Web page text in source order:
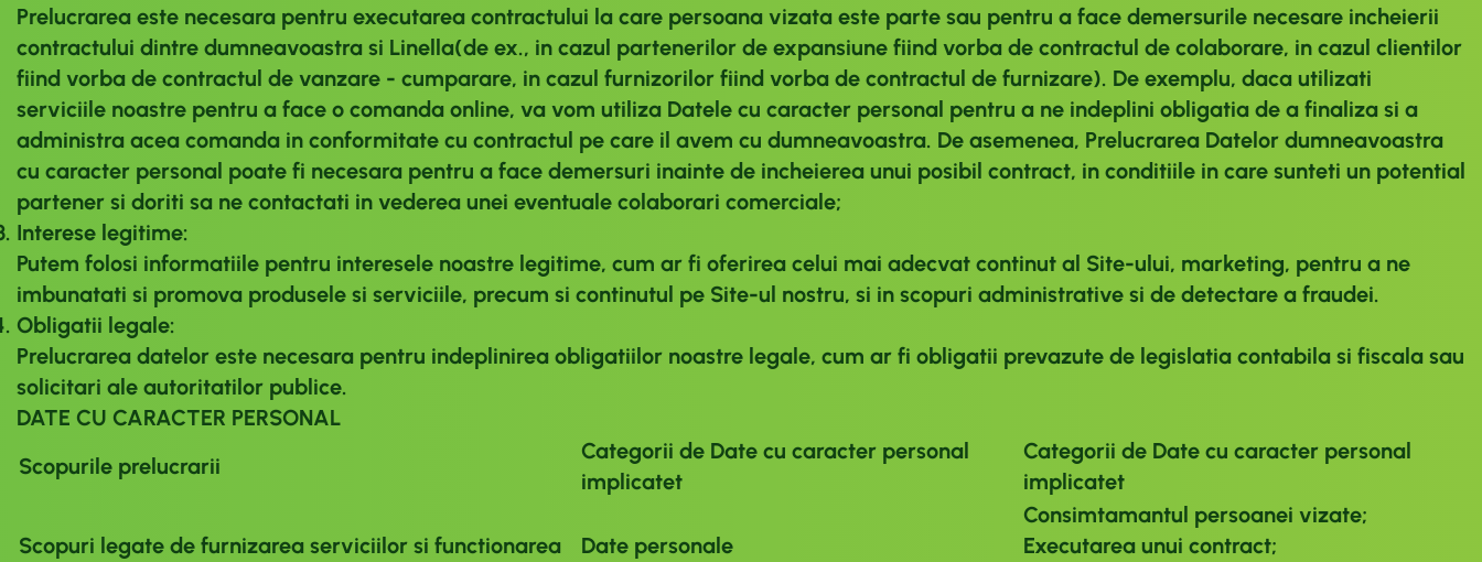
Prelucrarea este necesara pentru executarea contractului la care persoana vizata este parte sau pentru a face demersurile necesare incheierii
contractului dintre dumneavoastra si Linella(de ex., in cazul partenerilor de expansiune fiind vorba de contractul de colaborare, in cazul clientilor
fiind vorba de contractul de vanzare - cumparare, in cazul furnizorilor fiind vorba de contractul de furnizare). De exemplu, daca utilizati
serviciile noastre pentru a face o comanda online, va vom utiliza Datele cu caracter personal pentru a ne indeplini obligatia de a finaliza si a
administra acea comanda in conformitate cu contractul pe care il avem cu dumneavoastra. De asemenea, Prelucrarea Datelor dumneavoastra
cu caracter personal poate fi necesara pentru a face demersuri inainte de incheierea unui posibil contract, in conditiile in care sunteti un potential
partener si doriti sa ne contactati in vederea unei eventuale colaborari comerciale;
Interese legitime:
Putem folosi informatiile pentru interesele noastre legitime, cum ar fi oferirea celui mai adecvat continut al Site-ului, marketing, pentru a ne
imbunatati si promova produsele si serviciile, precum si continutul pe Site-ul nostru, si in scopuri administrative si de detectare a fraudei.
Obligatii legale:
Prelucrarea datelor este necesara pentru indeplinirea obligatiilor noastre legale, cum ar fi obligatii prevazute de legislatia contabila si fiscala sau
solicitari ale autoritatilor publice.
DATE CU CARACTER PERSONAL
Scopurile prelucrarii
Categorii de Date cu caracter personal
implicatet
Categorii de Date cu caracter personal
implicatet
Scopuri legate de furnizarea serviciilor si functionarea
Date personale
Consimtamantul persoanei vizate;
Executarea unui contract;